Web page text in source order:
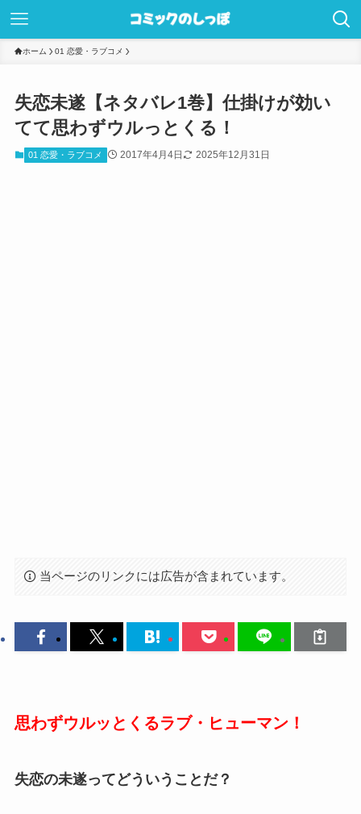
ホーム 01 恋愛・ラブコメ
失恋未遂【ネタバレ1巻】仕掛けが効い
てて思わずウルっとくる！
01 恋愛・ラブコメ 2017年4月4日 2025年12月31日
当ページのリンクには広告が含まれています。
思わずウルッとくるラブ・ヒューマン！
失恋の未遂ってどういうことだ？